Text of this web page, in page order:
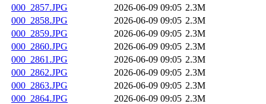
000_2857.JPG
2026-06-09 09:05 2.3M
000_2858.JPG
2026-06-09 09:05 2.3M
000_2859.JPG
2026-06-09 09:05 2.3M
000_2860.JPG
2026-06-09 09:05 2.3M
000_2861.JPG
2026-06-09 09:05 2.3M
000_2862.JPG
2026-06-09 09:05 2.3M
000_2863.JPG
2026-06-09 09:05 2.3M
000_2864.JPG
2026-06-09 09:05 2.3M